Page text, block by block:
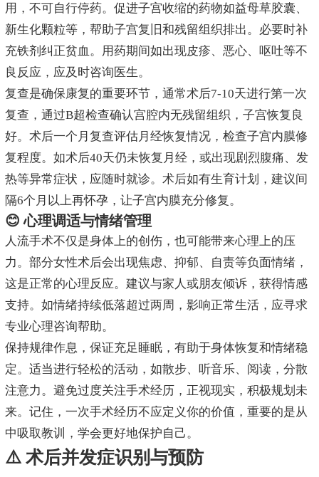
用，不可自行停药。促进子宫收缩的药物如益母草胶囊、
新生化颗粒等，帮助子宫复旧和残留组织排出。必要时补
充铁剂纠正贫血。用药期间如出现皮疹、恶心、呕吐等不
良反应，应及时咨询医生。
复查是确保康复的重要环节，通常术后7-10天进行第一次
复查，通过B超检查确认宫腔内无残留组织，子宫恢复良
好。术后一个月复查评估月经恢复情况，检查子宫内膜修
复程度。如术后40天仍未恢复月经，或出现剧烈腹痛、发
热等异常症状，应随时就诊。术后如有生育计划，建议间
隔6个月以上再怀孕，让子宫内膜充分修复。
😊 心理调适与情绪管理
人流手术不仅是身体上的创伤，也可能带来心理上的压
力。部分女性术后会出现焦虑、抑郁、自责等负面情绪，
这是正常的心理反应。建议与家人或朋友倾诉，获得情感
支持。如情绪持续低落超过两周，影响正常生活，应寻求
专业心理咨询帮助。
保持规律作息，保证充足睡眠，有助于身体恢复和情绪稳
定。适当进行轻松的活动，如散步、听音乐、阅读，分散
注意力。避免过度关注手术经历，正视现实，积极规划未
来。记住，一次手术经历不应定义你的价值，重要的是从
中吸取教训，学会更好地保护自己。
⚠️ 术后并发症识别与预防